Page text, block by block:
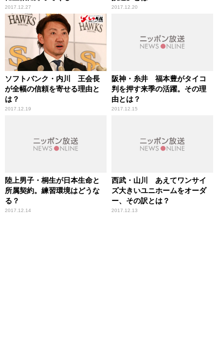
2017.12.27 2017.12.20
ソフトバンク・内川 王会長
が全幅の信頼を寄せる理由と
は？
2017.12.19
阪神・糸井 福本豊がタイコ
判を押す来季の活躍。その理
由とは？
2017.12.15
陸上男子・桐生が日本生命と
所属契約。練習環境はどうな
る？
2017.12.14
西武・山川 あえてワンサイ
ズ大きいユニホームをオーダ
ー、その訳とは？
2017.12.13